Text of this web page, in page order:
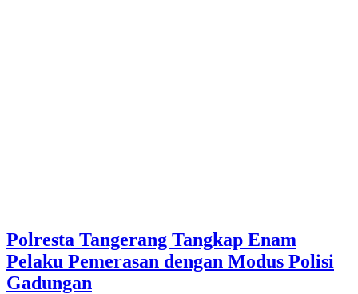
Polresta Tangerang Tangkap Enam
Pelaku Pemerasan dengan Modus Polisi
Gadungan